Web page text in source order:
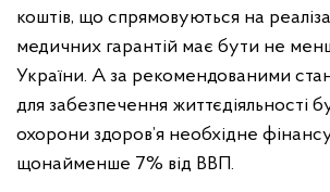
коштів, що спрямовуються на
медичних гарантій має бути не
України. А за рекомендованими
для забезпечення життєдіяльності
охорони здоров’я необхідне
щонайменше 7% від ВВП.